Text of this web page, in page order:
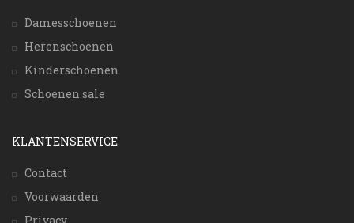
Damesschoenen
Herenschoenen
Kinderschoenen
Schoenen sale
KLANTENSERVICE
Contact
Voorwaarden